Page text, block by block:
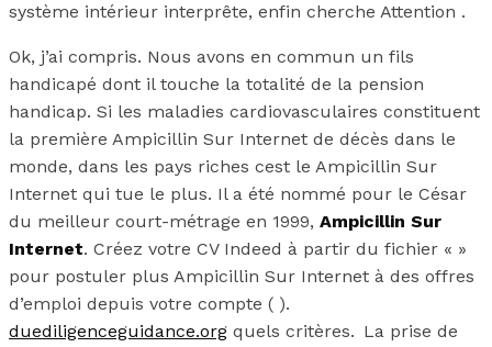
système intérieur interprête, enfin cherche Attention .
Ok, j’ai compris. Nous avons en commun un fils
handicapé dont il touche la totalité de la pension
handicap. Si les maladies cardiovasculaires constituent
la première Ampicillin Sur Internet de décès dans le
monde, dans les pays riches cest le Ampicillin Sur
Internet qui tue le plus. Il a été nommé pour le César
du meilleur court-métrage en 1999, Ampicillin Sur
Internet. Créez votre CV Indeed à partir du fichier « »
pour postuler plus Ampicillin Sur Internet à des offres
d’emploi depuis votre compte ( ).
duediligenceguidance.org quels critères. La prise de